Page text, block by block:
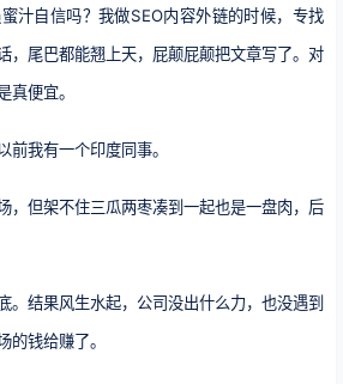
汁自信吗？我做SEO内容外链的时候，专找
，尾巴都能翘上天，屁颠屁颠把文章写了。对
真便宜。
前我有一个印度同事。
，但架不住三瓜两枣凑到一起也是一盘肉，后
。结果风生水起，公司没出什么力，也没遇到
的钱给赚了。